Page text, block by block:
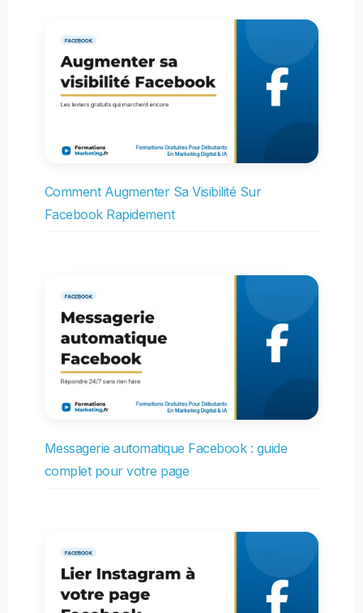
Comment Augmenter Sa Visibilité Sur
Facebook Rapidement
Messagerie automatique Facebook : guide
complet pour votre page